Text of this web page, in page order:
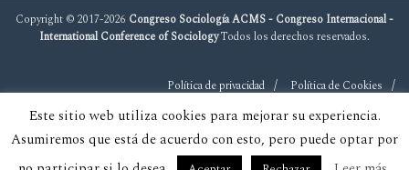
Copyright © 2017-2026 Congreso Sociología ACMS - Congreso Internacional -
International Conference of SociologyTodos los derechos reservados.
Política de privacidad Política de Cookies
Este sitio web utiliza cookies para mejorar su experiencia.
Asumiremos que está de acuerdo con esto, pero puede optar por